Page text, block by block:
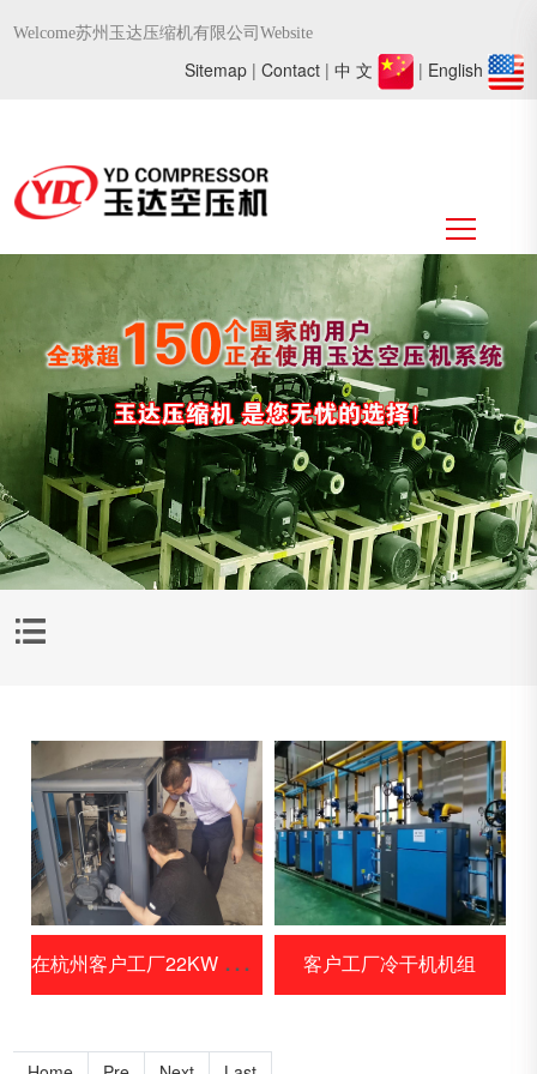
Welcome苏州玉达压缩机有限公司Website
Sitemap| Contact | 中 文 | English

在
杭州客户工厂22KW 空压机正在保养 客户工厂冷干机机组